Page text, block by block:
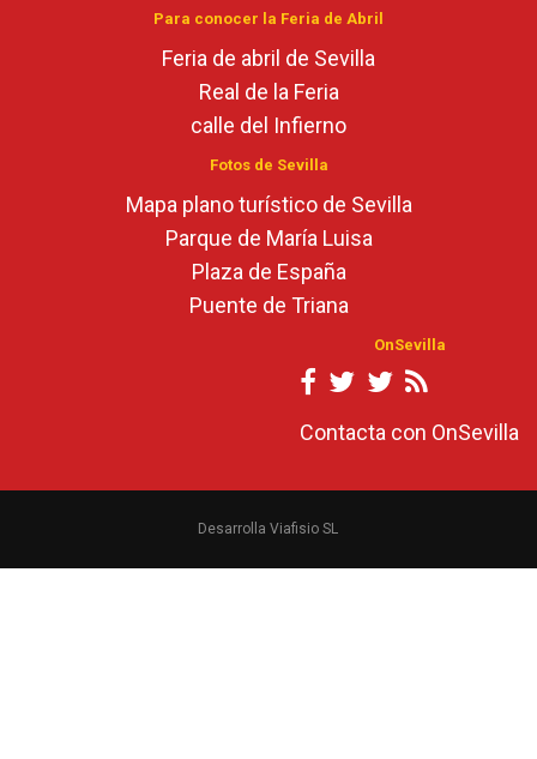
Para conocer la Feria de Abril
Feria de abril de Sevilla
Real de la Feria
calle del Infierno
Fotos de Sevilla
Mapa plano turístico de Sevilla
Parque de María Luisa
Plaza de España
Puente de Triana
OnSevilla
Contacta con OnSevilla
Desarrolla Viafisio SL